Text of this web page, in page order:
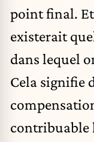
point final.
existerait
dans lequel
Cela signifie
contribuable